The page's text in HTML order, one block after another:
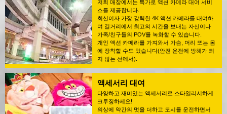
저희 매장에서는 특가로 액션 카메라 대여 서비
스를 제공합니다.
최신이자 가장 강력한 4K 액션 카메라를 대여하
여 길거리에서 최고의 시간을 보내는 자신이나
가족/친구들의 POV를 녹화할 수 있습니다.
개인 액션 카메라를 가져와서 가슴, 머리 또는 몸
에 장착할 수도 있습니다(안전 운전에 방해가 되
지 않는 선에서).
액세서리 대여
다양하고 재미있는 액세서리로 스타일리시하게
크루징하세요!
의상에 약간의 멋을 더하고 도시를 운전하면서